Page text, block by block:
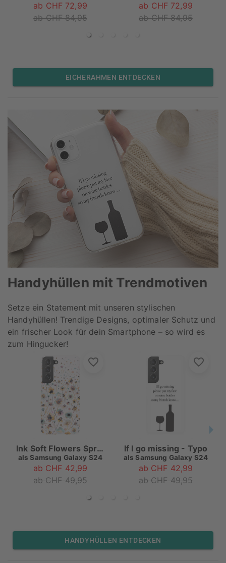
ab CHF 72,99
ab CHF 84,95
ab CHF 72,99
ab CHF 84,95
EICHERAHMEN ENTDECKEN
Handyhüllen mit Trendmotiven
Setze ein Statement mit unseren stylischen
Handyhüllen! Trendige Designs, optimaler Schutz und
ein frischer Look für dein Smartphone – so wird es
zum Hingucker!
Ink Soft Flowers Spring
als Samsung Galaxy S24
ab CHF 42,99
ab CHF 49,95
If I go missing - Typo
als Samsung Galaxy S24
ab CHF 42,99
ab CHF 49,95
HANDYHÜLLEN ENTDECKEN